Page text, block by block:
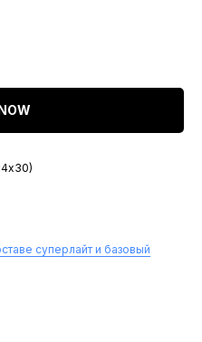
суперлайт и базовый